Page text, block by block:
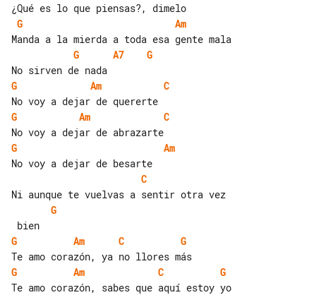
G
Am
G
A7
G
G
Am
C
G
Am
C
G
Am
C
G
G
Am C
G
G
Am C
G